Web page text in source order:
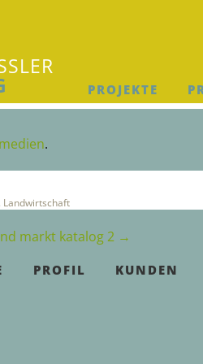
PROJEKTE
.
Landwirtschaft
markt katalog 2 →
PROFIL KUNDEN